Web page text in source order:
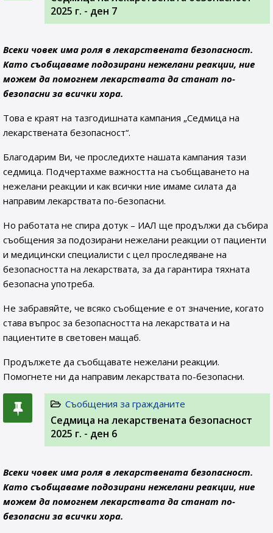
2025 г. - ден 7
Всеки човек има роля в лекарствената безопасност.
Като съобщаваме подозирани нежелани реакции, ние
можем да помогнем лекарствата да станат по-
безопасни за всички хора.
Това е краят на тазгодишната кампания „Седмица на
лекарствената безопасност“.
Благодарим Ви, че проследихте нашата кампания тази
седмица. Подчертахме важността на съобщаването на
нежелани реакции и как всички ние имаме силата да
направим лекарствата по-безопасни.
Но работата не спира дотук – ИАЛ ще продължи да събира
съобщения за подозирани нежелани реакции от пациенти
и медицински специалисти с цел проследяване на
безопасността на лекарствата, за да гарантира тяхната
безопасна употреба.
Не забравяйте, че всяко съобщение е от значение, когато
става въпрос за безопасността на лекарствата и на
пациентите в световен мащаб.
Продължете да съобщавате нежелани реакции.
Помогнете ни да направим лекарствата по-безопасни.
Съобщения за гражданите
Седмица на лекарствената безопасност
2025 г. - ден 6
Всеки човек има роля в лекарствената безопасност.
Като съобщаваме подозирани нежелани реакции, ние
можем да помогнем лекарствата да станат по-
безопасни за всички хора.